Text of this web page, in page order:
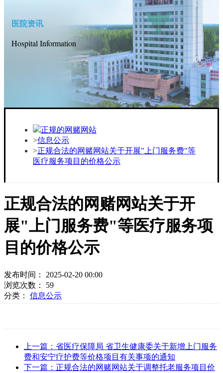
医院资讯
Hospital Information
正规的网赌网站
信息公示
正规合法的网赌网站关于开展"上门服务费"等
医疗服务项目的价格公示
正规合法的网赌网站关于开
展"上门服务费"等医疗服务项
目的价格公示
发布时间： 2025-02-20 00:00
浏览次数： 59
分类： 信息公示
上一篇：省医疗保障局 省卫生健康委关于新增上门服务
费和安宁疗护费等价格项目有关事项的通知
下一篇：正规合法的网赌网站关于调整托老服务项目价